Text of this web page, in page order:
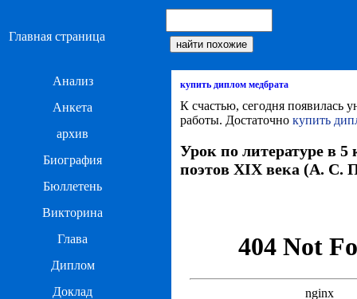
Главная страница
Анализ
Анкета
архив
Биография
Бюллетень
Викторина
Глава
Диплом
Доклад
купить диплом медбрата
К счастью, сегодня появилась
работы. Достаточно купить
Урок по литературе в
поэтов XIX века (А.